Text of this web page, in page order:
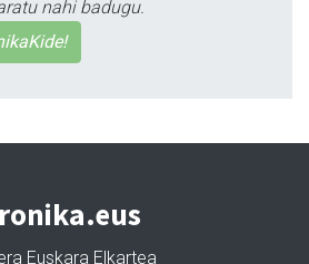
nahi badugu.
Euskara Elkartea